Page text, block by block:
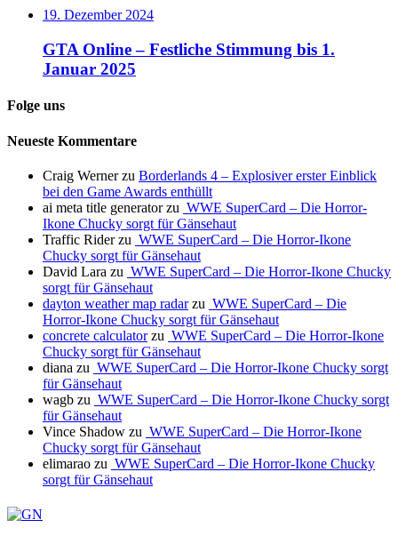
19. Dezember 2024
GTA Online – Festliche Stimmung bis 1.
Januar 2025
Folge uns
Neueste Kommentare
Craig Wernerzu Borderlands 4 – Explosiver erster Einblick
bei den Game Awards enthüllt
ai meta title generatorzu WWE SuperCard – Die Horror-
Ikone Chucky sorgt für Gänsehaut
Traffic Riderzu WWE SuperCard – Die Horror-Ikone
Chucky sorgt für Gänsehaut
David Lara zu WWE SuperCard – Die Horror-Ikone Chucky
sorgt für Gänsehaut
dayton weather map radarzu WWE SuperCard – Die
Horror-Ikone Chucky sorgt für Gänsehaut
concrete calculatorzu WWE SuperCard – Die Horror-Ikone
Chucky sorgt für Gänsehaut
diana zu WWE SuperCard – Die Horror-Ikone Chucky sorgt
für Gänsehaut
wagb zu WWE SuperCard – Die Horror-Ikone Chucky sorgt
für Gänsehaut
Vince Shadow zu WWE SuperCard – Die Horror-Ikone
Chucky sorgt für Gänsehaut
elimarao zu WWE SuperCard – Die Horror-Ikone Chucky
sorgt für Gänsehaut